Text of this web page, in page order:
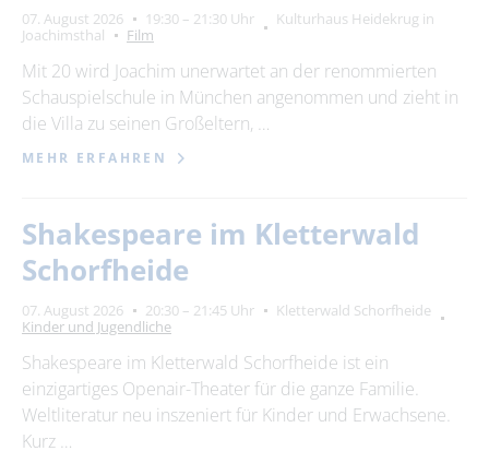
07. August 2026 19:30 – 21:30 Uhr
Kulturhaus Heidekrug in
Joachimsthal
Film
Mit 20 wird Joachim unerwartet an der renommierten
Schauspielschule in München angenommen und zieht in
die Villa zu seinen Großeltern, …
MEHR ERFAHREN
Shakespeare im Kletterwald
Schorfheide
07. August 2026 20:30 – 21:45 Uhr
Kletterwald Schorfheide
Kinder und Jugendliche
Shakespeare im Kletterwald Schorfheide ist ein
einzigartiges Openair-Theater für die ganze Familie.
Weltliteratur neu inszeniert für Kinder und Erwachsene.
Kurz …